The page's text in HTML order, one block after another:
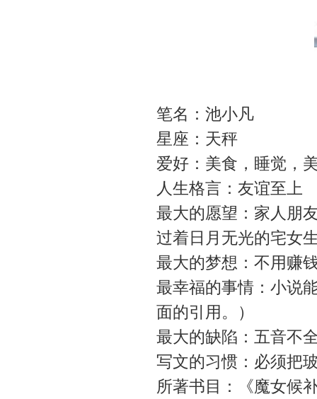
笔名：池小凡
星座：天秤
爱好：美食，睡觉，
人生格言：友谊至上
最大的愿望：家人朋
过着日月无光的宅
最大的梦想：不用赚
最幸福的事情：小说
面的引用。）
最大的缺陷：五音不
写文的习惯：必须把
所著书目：《魔女候